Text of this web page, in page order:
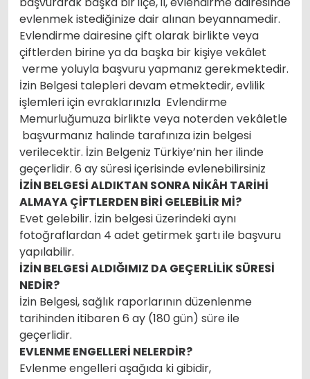
evlenmek istediğinize dair alınan beyannamedir.
Evlendirme dairesine çift olarak birlikte veya
çiftlerden birine ya da başka bir kişiye vekâlet
verme yoluyla başvuru yapmanız gerekmektedir.
İzin Belgesi talepleri devam etmektedir, evlilik
işlemleri için evraklarınızla Evlendirme
Memurluğumuza birlikte veya noterden vekâletle
başvurmanız halinde tarafınıza izin belgesi
verilecektir. İzin Belgeniz Türkiye’nin her ilinde
geçerlidir. 6 ay süresi içerisinde evlenebilirsiniz
İZİN BELGESİ ALDIKTAN SONRA NİKÂH TARİHİ
ALMAYA ÇİFTLERDEN BİRİ GELEBİLİR Mİ?
Evet gelebilir. İzin belgesi üzerindeki aynı
fotoğraflardan 4 adet getirmek şartı ile başvuru
yapılabilir.
İZİN BELGESİ ALDIĞIMIZ DA GEÇERLİLİK SÜRESİ
NEDİR?
İzin Belgesi, sağlık raporlarının düzenlenme
tarihinden itibaren 6 ay (180 gün) süre ile
geçerlidir.
EVLENME ENGELLERİ NELERDİR?
Evlenme engelleri aşağıda ki gibidir,